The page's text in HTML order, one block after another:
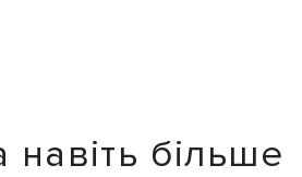
більше